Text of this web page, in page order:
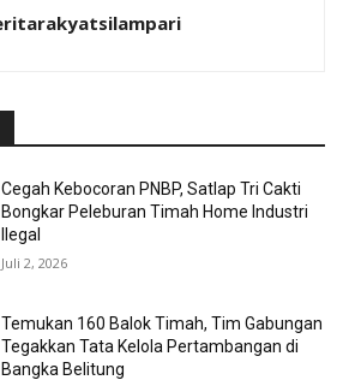
Cegah Kebocoran PNBP, Satlap Tri Cakti
Bongkar Peleburan Timah Home Industri
Ilegal
Juli 2, 2026
Temukan 160 Balok Timah, Tim Gabungan
Tegakkan Tata Kelola Pertambangan di
Bangka Belitung